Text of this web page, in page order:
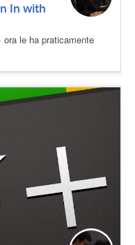
In with
le ha praticamente